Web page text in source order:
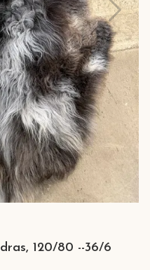
120/80 --36/6